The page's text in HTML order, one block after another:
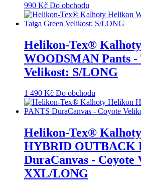
990 Kč Do obchodu
Helikon-Tex®
WOODSMAN Pants -
Velikost: S/LONG
1 490 Kč Do obchodu
Helikon-Tex®
HYBRID OUTBACK
DuraCanvas - Coyote
XXL/LONG